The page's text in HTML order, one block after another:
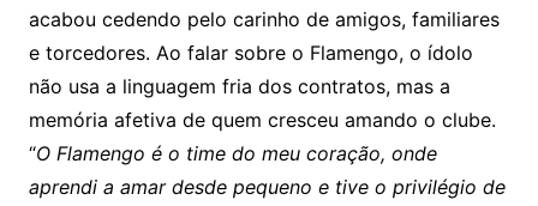
acabou cedendo pelo carinho de amigos, familiares
e torcedores. Ao falar sobre o Flamengo, o ídolo
não usa a linguagem fria dos contratos, mas a
memória afetiva de quem cresceu amando o clube.
“O Flamengo é o time do meu coração, onde
aprendi a amar desde pequeno e tive o privilégio de